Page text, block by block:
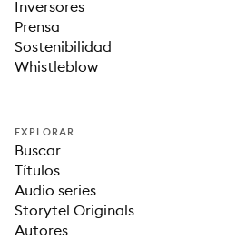
Inversores
Prensa
Sostenibilidad
Whistleblow
EXPLORAR
Buscar
Títulos
Audio series
Storytel Originals
Autores